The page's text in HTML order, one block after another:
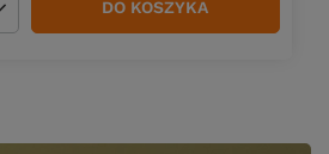
DO KOSZYKA